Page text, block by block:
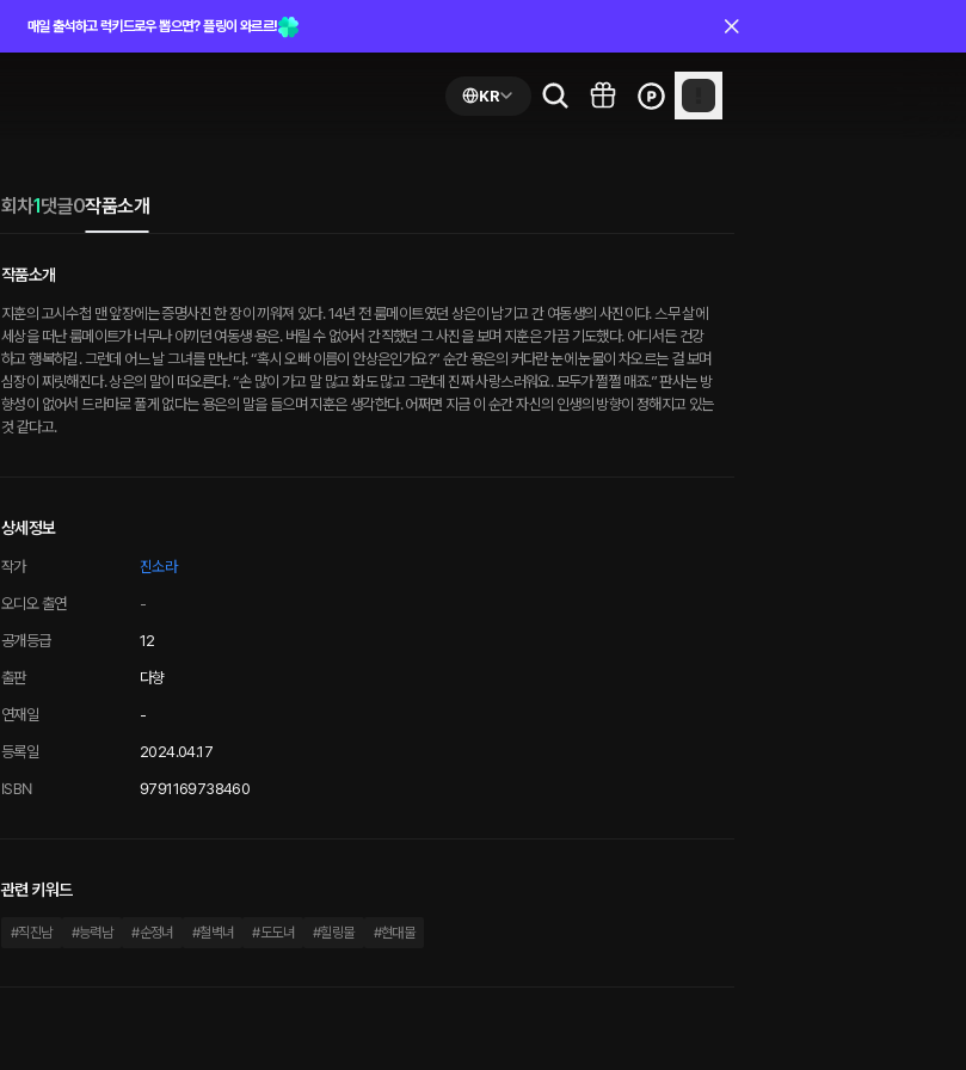
매일 출석하고 럭키드로우 뽑으면? 플링이 와르르!
KR
회차1댓글0작품소개
작품소개
지훈의 고시수첩 맨 앞장에는 증명사진 한 장이 끼워져 있다. 14년 전 룸메이트였던 상은이 남기고 간 여동생의 사진이다. 스무 살에
세상을 떠난 룸메이트가 너무나 아끼던 여동생 용은. 버릴 수 없어서 간직했던 그 사진을 보며 지훈은 가끔 기도했다. 어디서든 건강
하고 행복하길. 그런데 어느 날 그녀를 만난다. “혹시 오빠 이름이 안상은인가요?” 순간 용은의 커다란 눈에 눈물이 차오르는 걸 보며
심장이 찌릿해진다. 상은의 말이 떠오른다. “손 많이 가고 말 많고 화도 많고 그런데 진짜 사랑스러워요. 모두가 쩔쩔 매죠.” 판사는 방
향성이 없어서 드라마로 풀게 없다는 용은의 말을 들으며 지훈은 생각한다. 어쩌면 지금 이 순간 자신의 인생의 방향이 정해지고 있는
것 같다고.
상세정보
작가 진소라
오디오 출연 -
공개등급 12
출판 다향
연재일 -
등록일 2024.04.17
ISBN 9791169738460
관련 키워드
#직진남 #능력남 #순정녀 #철벽녀 #도도녀 #힐링물 #현대물